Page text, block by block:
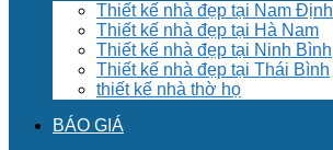
Thiết kế nhà đẹp tại Nam Định
Thiết kế nhà đẹp tại Hà Nam
Thiết kế nhà đẹp tại Ninh Bình
Thiết kế nhà đẹp tại Thái Bình
thiết kế nhà thờ họ
BÁO GIÁ